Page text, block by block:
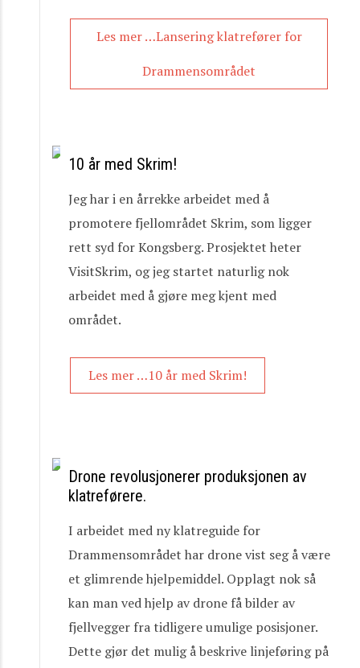
Les mer …Lansering klatrefører for
Drammensområdet
10 år med Skrim!
Jeg har i en årrekke arbeidet med å
promotere fjellområdet Skrim, som ligger
rett syd for Kongsberg. Prosjektet heter
VisitSkrim, og jeg startet naturlig nok
arbeidet med å gjøre meg kjent med
området.
Les mer …10 år med Skrim!
Drone revolusjonerer produksjonen av
klatreførere.
I arbeidet med ny klatreguide for
Drammensområdet har drone vist seg å være
et glimrende hjelpemiddel. Opplagt nok så
kan man ved hjelp av drone få bilder av
fjellvegger fra tidligere umulige posisjoner.
Dette gjør det mulig å beskrive linjeføring på